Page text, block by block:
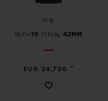
빅뱅
메카-10 티타늄 42MM
EUR 24,700 •